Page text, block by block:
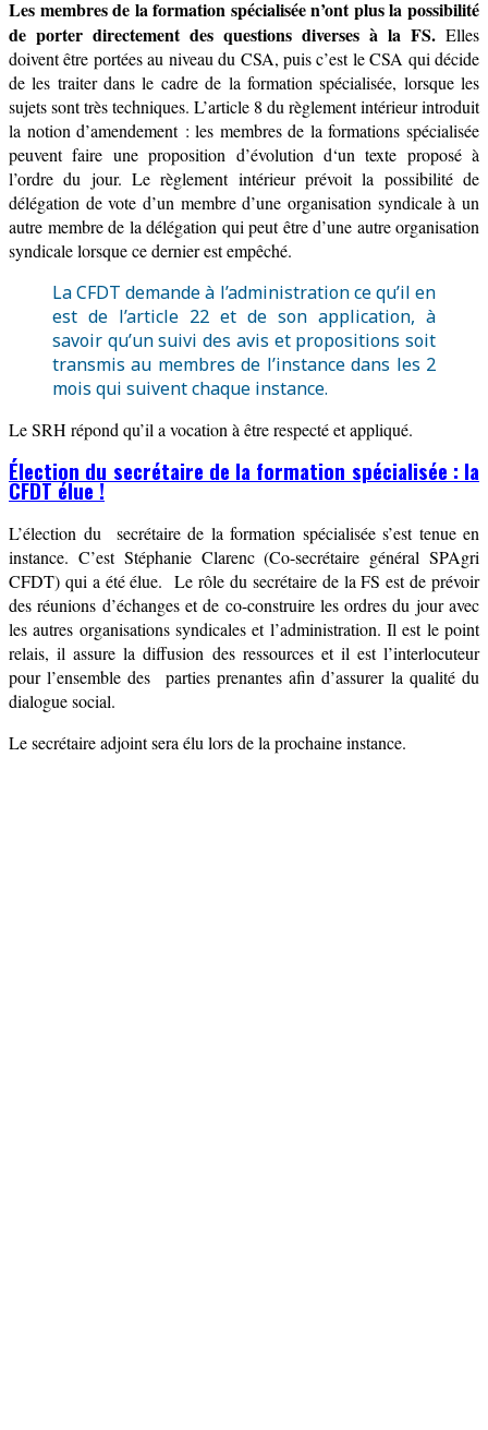
Les membres de la formation spécialiséen’ont plus la possibilité
de porter directement des questions diverses à la FS. Elles
doivent être portées au niveau du CSA, puis c’est le CSA qui décide
de les traiter dans le cadre de la formation spécialisée, lorsque les
sujets sont très techniques. L’article 8 du règlement intérieurintroduit
la notion d’amendement :les membres de la formations spécialisée
peuvent faire une proposition d’évolution d‘un texte proposé à
l’ordre du jour. Lerèglementintérieur prévoit la possibilité de
délégation de vote d’un membre d’une organisation syndicaleà un
autre membre de la délégation qui peut être d’une autre organisation
syndicale lorsque ce dernier est empêché.
La CFDT demande à l’administration ce qu’il en
est de l’article 22 et de son application, à
savoir qu’un suivi des avis et propositions soit
transmis au membres de l’instance dans les 2
mois qui suivent chaque instance.
Le SRH répond qu’il a vocation à être respectéet appliqué.
Élection du secrétaire de la formation spécialisée : la
CFDT élue !
L’élection du secrétaire de la formation spécialisée s’est tenue en
instance. C’est Stéphanie Clarenc (Co-secrétaire général SPAgri
CFDT) qui a été élue. Le rôle du secrétaire de la FS est de prévoir
des réunions d’échanges et de co-construire les ordres du jouravec
les autres organisations syndicales et l’administration. Il est lepoint
relais, il assure la diffusion des ressources et il est l’interlocuteur
pour l’ensemble des
parties prenantesafin d’assurer la qualité du
dialogue social.
Lesecrétaire adjointsera élu lors de la prochaine instance.